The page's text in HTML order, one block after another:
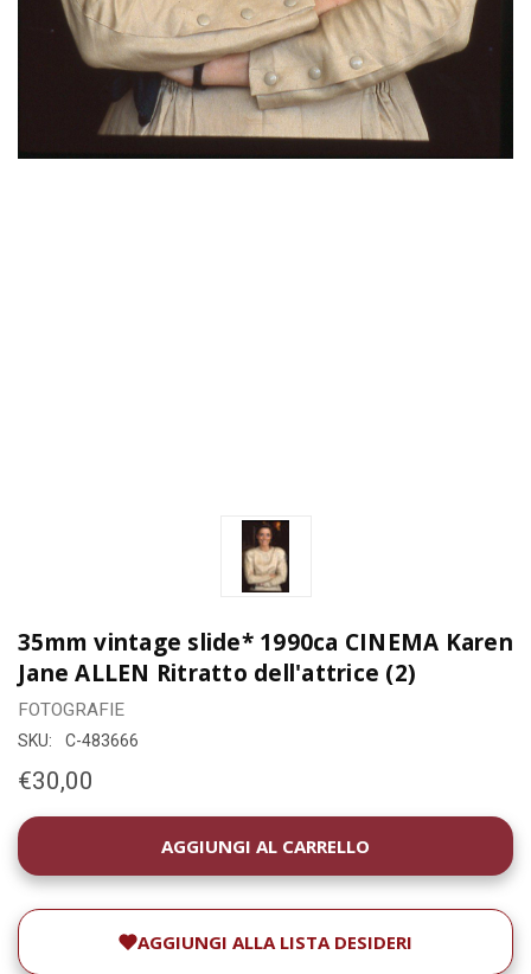
35mm vintage slide* 1990ca CINEMA Karen
Jane ALLEN Ritratto dell'attrice (2)
FOTOGRAFIE
SKU: C-483666
€30,00
DISPONIBILITÀ
ATTUALE:
AGGIUNGI ALLA LISTA DESIDERI